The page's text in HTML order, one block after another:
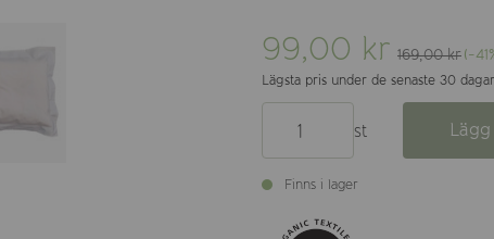
99,00 kr 169,00 kr(-
Lägsta pris under de senaste 30
st
Finns i lager